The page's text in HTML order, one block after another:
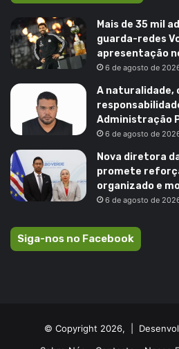
Mais de 35 mil
guarda-redes
apresentação
6 de agosto de
A naturalidade,
Administração
6 de agosto de
Nova diretora
promete
organizado e
6 de agosto de
Siga-nos no Facebook
© Copyright 2026, |